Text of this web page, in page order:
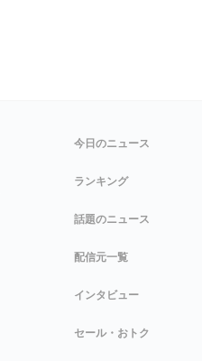
今日のニュース
ランキング
話題のニュース
配信元一覧
インタビュー
セール・おトク